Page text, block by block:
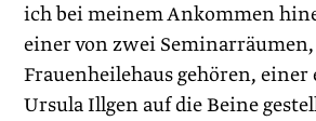
ich bei meinem Ankommen
einer von zwei
Frauenheilehaus gehören,
Ursula Illgen auf die Beine